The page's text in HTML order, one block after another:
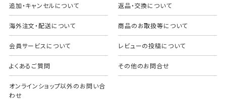
追加・キャンセルについて 返品・交換について
海外注文・配送について 商品のお取扱等について
会員サービスについて レビューの投稿について
よくあるご質問 その他のお問合せ
オンラインショップ以外のお問い合
わせ